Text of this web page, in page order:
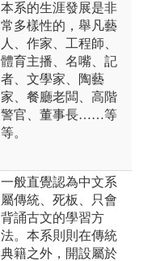
本系的生涯發展是非
常多樣性的，舉凡藝
人、作家、工程師、
體育主播、名嘴、記
者、文學家、陶藝
家、餐廳老闆、高階
警官、董事長……等
等。
一般直覺認為中文系
屬傳統、死板、只會
背誦古文的學習方
法。本系則則在傳統
典籍之外，開設屬於